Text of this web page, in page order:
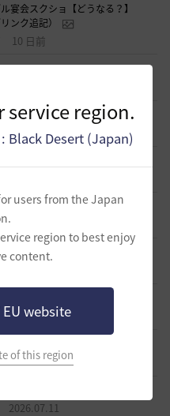
service region.
Black Desert (Japan)
users from the Japan
region to best enjoy
content.
website
of this region
宴会スクショ【どうなる？】
ンク追記）
10 日前
図の場所
2026.07.24
ン配布
2026.07.24
りについて
ん-日本 2026.07.15
2026.07.11